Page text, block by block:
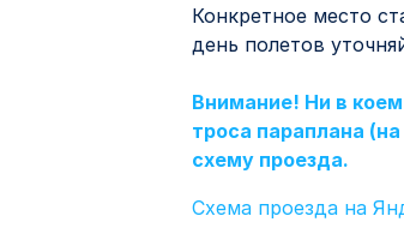
​Конкретное место
день полетов
Внимание! Ни в
троса параплана
схему проезда.
Схема проезда на